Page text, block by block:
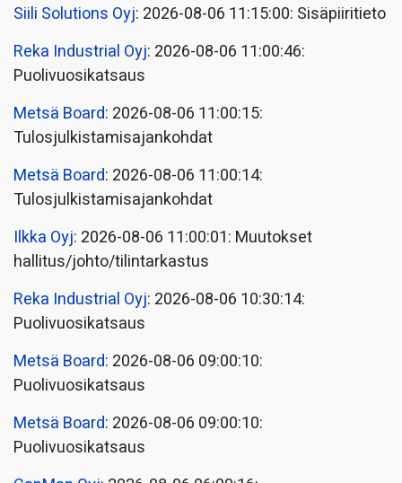
Siili Solutions Oyj: 2026-08-06 11:15:00: Sisäpiiritieto
Reka Industrial Oyj: 2026-08-06 11:00:46:
Puolivuosikatsaus
Metsä Board: 2026-08-06 11:00:15:
Tulosjulkistamisajankohdat
Metsä Board: 2026-08-06 11:00:14:
Tulosjulkistamisajankohdat
Ilkka Oyj: 2026-08-06 11:00:01: Muutokset
hallitus/johto/tilintarkastus
Reka Industrial Oyj: 2026-08-06 10:30:14:
Puolivuosikatsaus
Metsä Board: 2026-08-06 09:00:10:
Puolivuosikatsaus
Metsä Board: 2026-08-06 09:00:10:
Puolivuosikatsaus